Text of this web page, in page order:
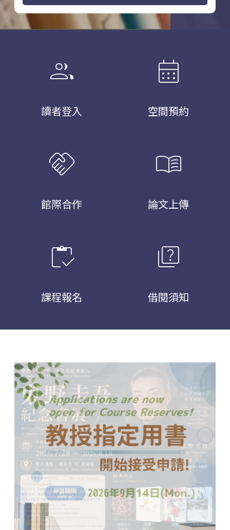
group
讀者登入
calendar_month
空間預約
handshake
館際合作
menu_book
論文上傳
inventory
課程報名
quiz
借閱須知